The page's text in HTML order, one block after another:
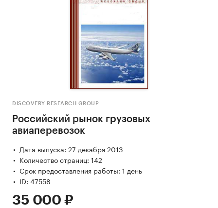
DISCOVERY RESEARCH GROUP
Российский рынок грузовых
авиаперевозок
Дата выпуска: 27 декабря 2013
Количество страниц: 142
Срок предоставления работы: 1 день
ID: 47558
35 000 ₽